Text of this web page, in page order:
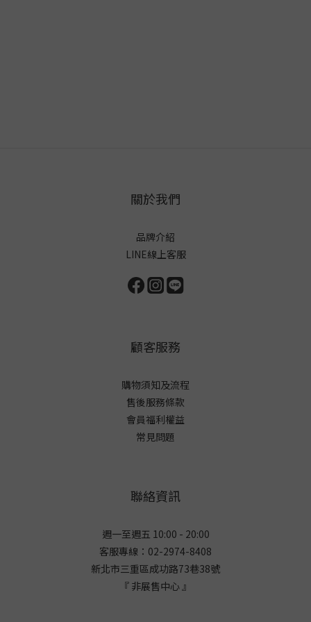
關於我們
品牌介紹
LINE線上客服
顧客服務
購物須知及流程
售後服務條款
會員福利權益
常見問題
聯絡資訊
週一至週五 10:00 - 20:00
客服專線：02-2974-8408
新北市三重區成功路73巷38號
『 非展售中心 』